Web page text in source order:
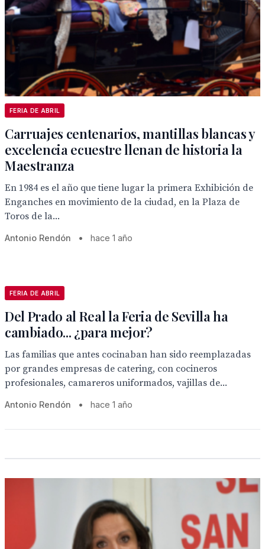
FERIA DE ABRIL
Carruajes centenarios, mantillas blancas y
excelencia ecuestre llenan de historia la
Maestranza
En 1984 es el año que tiene lugar la primera Exhibición de
Enganches en movimiento de la ciudad, en la Plaza de
Toros de la...
Antonio Rendón • hace 1 año
FERIA DE ABRIL
Del Prado al Real la Feria de Sevilla ha
cambiado... ¿para mejor?
Las familias que antes cocinaban han sido reemplazadas
por grandes empresas de catering, con cocineros
profesionales, camareros uniformados, vajillas de...
Antonio Rendón • hace 1 año